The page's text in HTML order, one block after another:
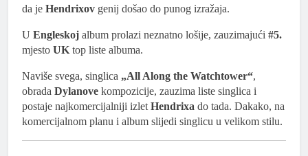
da je Hendrixov genij došao do punog izražaja.
U Engleskoj album prolazi neznatno lošije, zauzimajući #5.
mjesto UK top liste albuma.
Naviše svega, singlica „All Along the Watchtower“,
obrada Dylanove kompozicije, zauzima liste singlica i
postaje najkomercijalniji izlet Hendrixa do tada. Dakako, na
komercijalnom planu i album slijedi singlicu u velikom stilu.